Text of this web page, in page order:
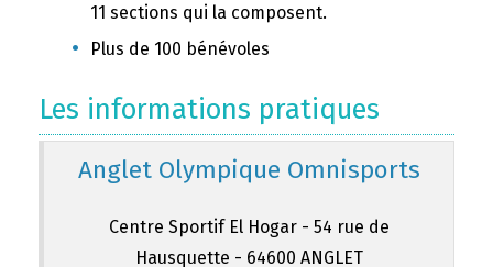
11 sections qui la composent.
Plus de 100 bénévoles
Les informations pratiques
Anglet Olympique Omnisports
Centre Sportif El Hogar - 54 rue de
Hausquette - 64600 ANGLET